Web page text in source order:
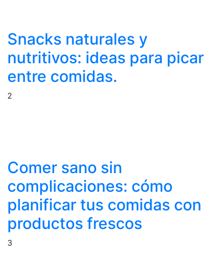
Snacks naturales y
nutritivos: ideas para picar
entre comidas.
2
Comer sano sin
complicaciones: cómo
planificar tus comidas con
productos frescos
3